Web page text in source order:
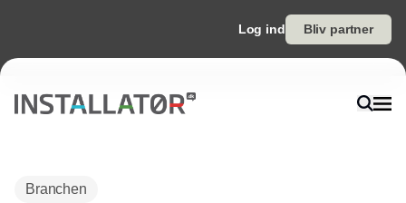
Log ind Bliv partner
Branchen